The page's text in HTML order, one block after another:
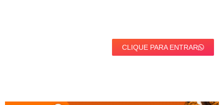
CLIQUE PARA ENTRAR